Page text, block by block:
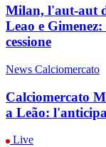
Milan, l'aut-aut
Leao e
cessione
News Calciomercato
Calciomercato
a Leão:
Live